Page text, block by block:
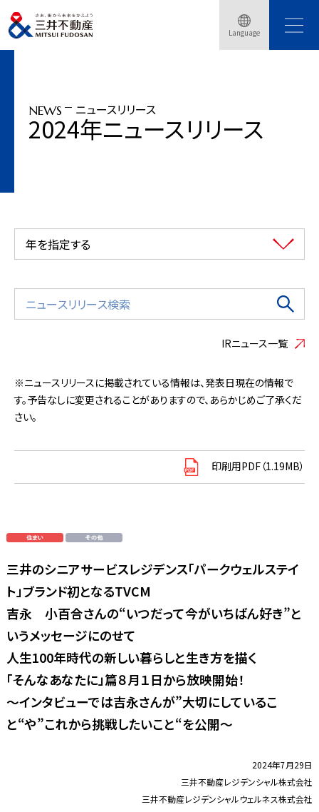
Language
トップページ ニュースリリース
三井のシニアサービスレジデンス「パークウェルステイト」TVCM 「そんなあなた
に」篇８月１日から放映開始
NEWS ニュースリリース
2024年ニュースリリース
年を指定する
IRニュース一覧
※ニュースリリースに掲載されている情報は、発表日現在の情報で
す。予告なしに変更されることがありますので、あらかじめご了承くだ
さい。
印刷用PDF（1.19MB）
三井のシニアサービスレジデンス「パークウェルステイ
ト」ブランド初となるTVCM
吉永 小百合さんの“いつだって今がいちばん好き”と
いうメッセージにのせて
人生100年時代の新しい暮らしと生き方を描く
「そんなあなたに」篇８月１日から放映開始！
〜インタビューでは吉永さんが”大切にしているこ
と“や”これから挑戦したいこと“を公開〜
2024年7月29日
三井不動産レジデンシャル株式会社
三井不動産レジデンシャルウェルネス株式会社